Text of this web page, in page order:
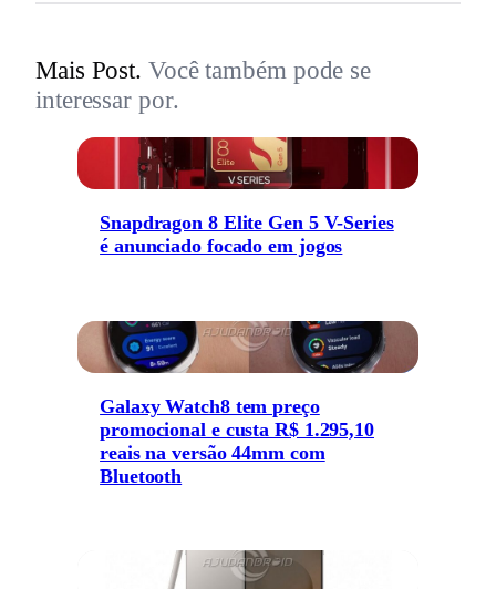
Mais Post. Você também pode se
interessar por.
Snapdragon 8 Elite Gen 5 V-Series
é anunciado focado em jogos
Galaxy Watch8 tem preço
promocional e custa R$ 1.295,10
reais na versão 44mm com
Bluetooth